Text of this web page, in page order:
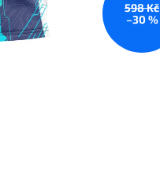
598 Kč
–30 %